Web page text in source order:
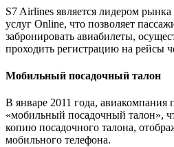
S7 Airlines является лидером
услуг Online, что позволяет
забронировать авиабилеты,
проходить регистрацию на рейсы
Мобильный посадочный талон
В январе 2011 года, авиакомпания
«мобильный посадочный талон»,
копию посадочного талона,
мобильного телефона.